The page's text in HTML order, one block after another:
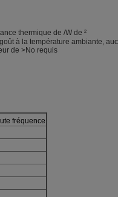
thermique de /W de ²
à la température ambiante,
de >No requis
fréquence